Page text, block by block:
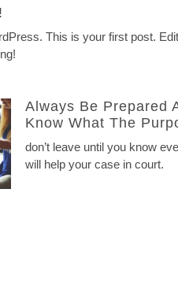
This is your first post.
Always Be Prepared
Know What The
don’t leave until you know
will help your case in court.